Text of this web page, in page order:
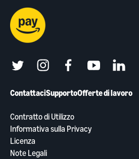
ContattaciSupportoOfferte di lavoro
Contratto di Utilizzo
Informativa sulla Privacy
Licenza
Note Legali
twitter instagramfacebookyoutubelinkedin